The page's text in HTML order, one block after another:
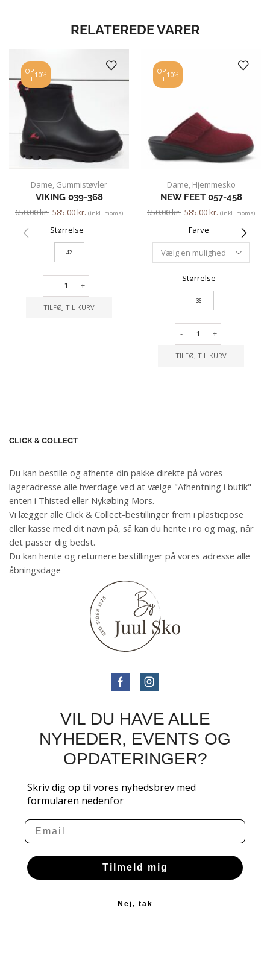
RELATEREDE VARER
OP
TIL 10%
Dame Gummistøvler
VIKING 039-368
650.00kr. 585.00kr. (inkl. moms)
Størrelse
42
- +
TILFØJ TIL KURV
OP
TIL 10%
Dame Hjemmesko
NEW FEET 057-458
650.00kr. 585.00kr. (inkl. moms)
Farve
Størrelse
36
- +
TILFØJ TIL KURV
CLICK & COLLECT
Du kan bestille og afhente din pakke direkte på vores
lageradresse alle hverdage ved at vælge "Afhentning i butik"
enten i Thisted eller Nykøbing Mors.
Vi lægger alle Click & Collect-bestillinger frem i plasticpose
eller kasse med dit navn på, så kan du hente i ro og mag, når
det passer dig bedst.
Du kan hente og returnere bestillinger på vores adresse alle
åbningsdage
VIL DU HAVE ALLE
NYHEDER, EVENTS OG
OPDATERINGER?
Skriv dig op til vores nyhedsbrev med
formularen nedenfor
Email
Tilmeld mig
Nej, tak